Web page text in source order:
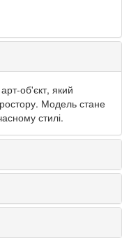
об'єкт, який
Модель стане
стилі.